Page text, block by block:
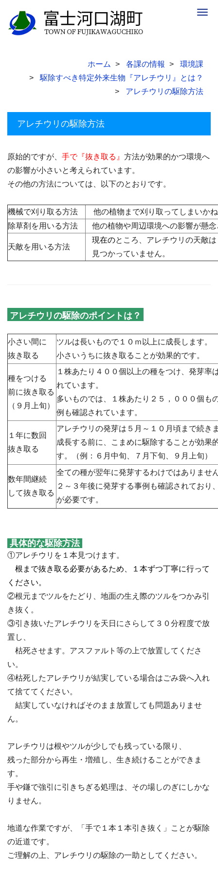
ホーム 各課の情報
環境課
駆除すべき特定外来生物『アレチウリ』とは？
アレチウリの駆除方法
アレチウリの駆除方法
原始的ですが、 手で『抜き取る』 方法が効果的かつ環境へ
の影響が小さいと考えられています。
その他の方法については、以下のとおりです。
機械で刈り取る方法
他の植物まで刈り取ってしまいか
除草剤を用いる方法
他の植物や周辺環境への影響が懸
天敵を用いる方法
現在のところ、アレチウリの天敵は
見つかっていません。
アレチウリの駆除のポイントは？
小さい間に
抜き取る
ツルは長いもので１０ｍ以上に成長します。
小さいうちに抜き取ることが効果的です。
種をつける
前に抜き取る
（９月上旬）
１株あたり４００個以上の種をつけ、発芽率
れています。
多いものでは、１株あたり２５，０００個も
例も確認されています。
１年に数回
抜き取る
アレチウリの発芽は５月～１０月頃まで続き
成長する前に、こまめに駆除することが効果
す。（例：６月中旬、７月下旬、９月上旬）
数年間継続
して抜き取る
全ての種が翌年に発芽するわけではありませ
２～３年後に発芽する事例も確認されており
が必要です。
具体的な駆除方法
①アレチウリを１本見つけます。
根まで抜き取る必要があるため、１本ずつ丁寧に行って
ください。
②根元までツルをたどり、地面の生え際のツルをつかみ引
き抜く。
③引き抜いたアレチウリを天日にさらして３０分程度で放
置し、
枯死させます。アスファルト等の上で放置してくださ
い。
④枯死したアレチウリが結実している場合はごみ袋へ入れ
て捨ててください。
結実していなければそのまま放置しても問題ありませ
ん。
アレチウリは根やツルが少しでも残っている限り、
残った部分から再生・増殖し、生き続けることができま
す。
手や鎌で強引に引きちぎる処理は、その場しのぎにしかな
りません。
地道な作業ですが、「手で１本１本引き抜く」ことが駆除
の近道です。
ご理解の上、アレチウリの駆除の一助としてください。